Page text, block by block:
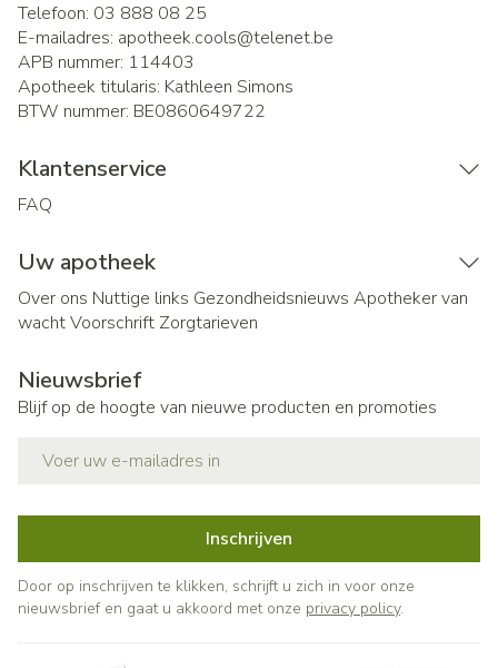
Telefoon: 03 888 08 25
E-mailadres: apotheek.cools@telenet.be
APB nummer: 114403
Apotheek titularis: Kathleen Simons
BTW nummer: BE0860649722
Klantenservice
FAQ
Uw apotheek
Over ons Nuttige links Gezondheidsnieuws Apotheker van
wachtVoorschrift Zorgtarieven
Nieuwsbrief
Blijf op de hoogte van nieuwe producten en promoties
Inschrijven
Door op inschrijven te klikken, schrijft u zich in voor onze
nieuwsbrief en gaat u akkoord met onze privacy policy.